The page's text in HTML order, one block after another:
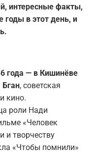
интересные факты,
в этот день, и
года — в Кишинёве
Бган, советская
кино.
роли Нади
«Человек
и творчеству
«Чтобы помнили»